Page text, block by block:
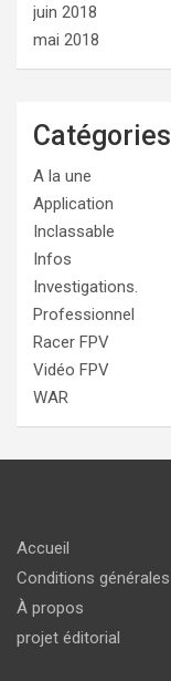
juin 2018
mai 2018
Catégories
A la une
Application
Inclassable
Infos
Investigations.
Professionnel
Racer FPV
Vidéo FPV
WAR
Accueil
Conditions générales
À propos
projet éditorial